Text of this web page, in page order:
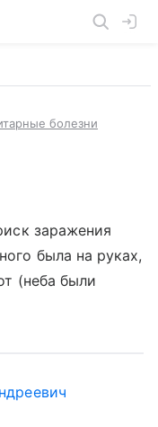
болезни
заражения
была на руках,
(неба были